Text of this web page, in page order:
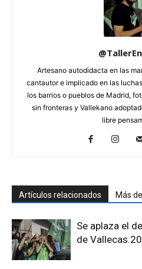
Artesano autodidacta en las
cantautor e implicado en las
los barrios o pueblos de Madrid,
sin fronteras y Vallekano
libre
Artículos relacionados Más
Se aplaza el
de